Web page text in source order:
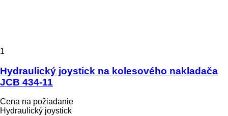
1
Hydraulický joystick na kolesového nakladača
JCB 434-11
Cena na požiadanie
Hydraulický joystick